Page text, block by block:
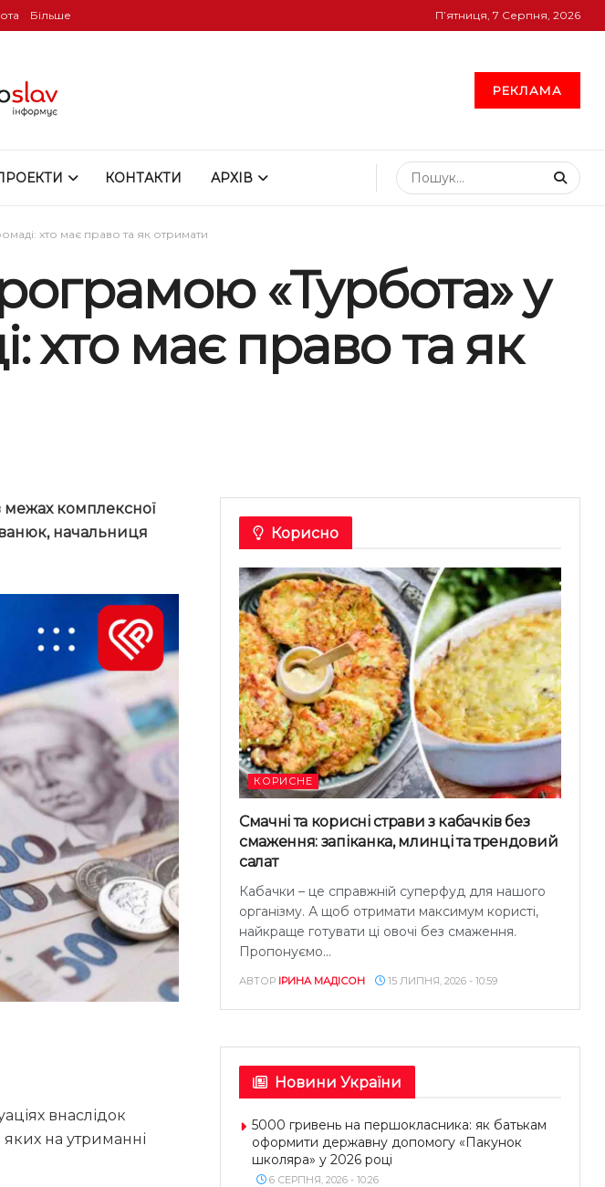
Більше П’ятниця, 7 Серпня, 2026
РЕКЛАМА
КОНТАКТИ АРХІВ
хто має право та як отримати
«Турбота» у
хто має право та як
комплексної
начальниця
внаслідок
на утриманні
Корисно
КОРИСНЕ
Смачні та корисні страви з кабачків без
смаження: запіканка, млинці та трендовий
салат
Кабачки – це справжній суперфуд для нашого
організму. А щоб отримати максимум користі,
найкраще готувати ці овочі без смаження.
Пропонуємо...
АВТОР ІРИНА МАДІСОН 15 ЛИПНЯ, 2026 - 10:59
Новини України
5000 гривень на першокласника: як батькам
оформити державну допомогу «Пакунок
школяра» у 2026 році
6 СЕРПНЯ, 2026 - 10:26